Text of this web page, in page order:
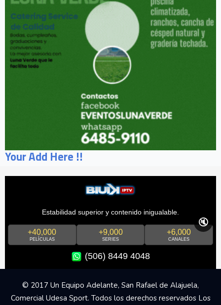
Your Add Here !!
Estabilidad superior y contenido inigualable.
+40,000
PELÍCULAS
+9,000
SERIES
+6,000
CANALES
(506) 8449 4048
🔇
© 2017 Un Equipo Adelante, San Rafael de Alajuela,
Comercial Udesa Sport. Todos los derechos reservados Los